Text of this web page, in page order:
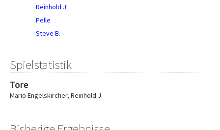
Reinhold J.
Pelle
Steve B.
Spielstatistik
Tore
Mario Engelskircher, Reinhold J.